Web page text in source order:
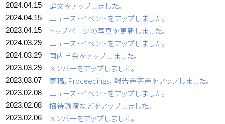
2024.04.15 論文をアップしました。
2024.04.15 ニュース・イベントをアップしました。
2023.04.15 トップページの写真を更新しました。
2024.03.29 ニュース・イベントをアップしました。
2024.03.29 国内学会をアップしました。
2023.03.29 メンバーをアップしました。
2023.03.07 寄稿，Proceedings，報告書等書をアップしました。
2023.02.08 ニュース・イベントをアップしました。
2023.02.08 招待講演などをアップしました。
2023.02.06 メンバーをアップしました。